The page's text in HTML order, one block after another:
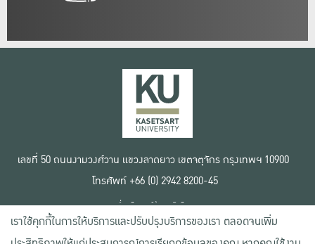
เลขที่ 50 ถนนงามวงศ์วาน แขวงลาดยาว เขตจตุจักร กรุงเทพฯ 10900
โทรศัพท์ +66 (0) 2942 8200-45
เงื่อนไขการใช้งานเว็บไซต์
ข้อตกลงด้านสิทธิ์ใช้งาน
นโยบายความเป็นส่วนตัว
เราใช้คุกกี้ในการให้บริการและปรับปรุงบริการของเรา ตลอดจนเพิ่ม